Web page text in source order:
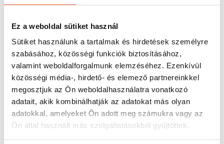
Ez a weboldal sütiket használ
Sütiket használunk a tartalmak és hirdetések személyre
szabásához, közösségi funkciók biztosításához,
valamint weboldalforgalmunk elemzéséhez. Ezenkívül
közösségi média-, hirdető- és elemező partnereinkkel
megosztjuk az Ön weboldalhasználatra vonatkozó
adatait, akik kombinálhatják az adatokat más olyan
adatokkal, amelyeket Ön adott meg számukra vagy az
Ön által használt más szolgáltatásokból gyűjtöttek.
számára, amelyek eltérő fizikai állapotú vállalati
együttműködésre, nem pedig intenzív fizikai terhelésre
épülő csapatépítő feladatok modelljében működik a
legjobban. Ennek köszönhetően könnyen beilleszthető
felnőtteknek és idősebb fiataloknak szóló programokba. A
termék megfelel az általános termékbiztonságról szóló
törvény követelményeinek.